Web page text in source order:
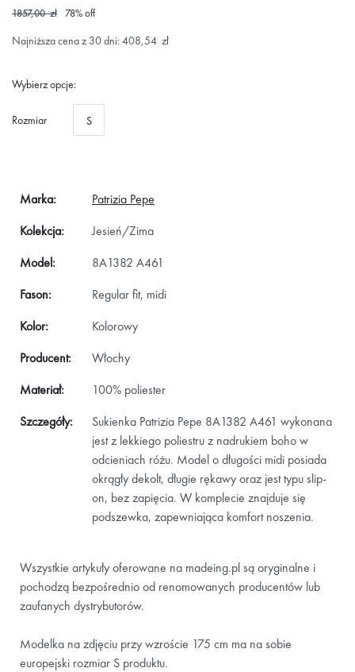
1857,00 zł 78%off
Najniższa cena z 30 dni: 408,54 zł
Wybierz opcje:
Rozmiar S
Marka:
Patrizia Pepe
Kolekcja:
Jesień/Zima
Model:
8A1382 A461
Fason:
Regular fit, midi
Kolor:
Kolorowy
Producent:
Włochy
Materiał:
100% poliester
Szczegóły:
Sukienka Patrizia Pepe 8A1382 A461 wykonana
jest z lekkiego poliestru z nadrukiem boho w
odcieniach różu. Model o długości midi posiada
okrągły dekolt, długie rękawy oraz jest typu slip-
on, bez zapięcia. W komplecie znajduje się
podszewka, zapewniająca komfort noszenia.
Wszystkie artykuły oferowane na madeing.pl są oryginalne i
pochodzą bezpośrednio od renomowanych producentów lub
zaufanych dystrybutorów.
Modelka na zdjęciu przy wzroście 175 cm ma na sobie
europejski rozmiar S produktu.